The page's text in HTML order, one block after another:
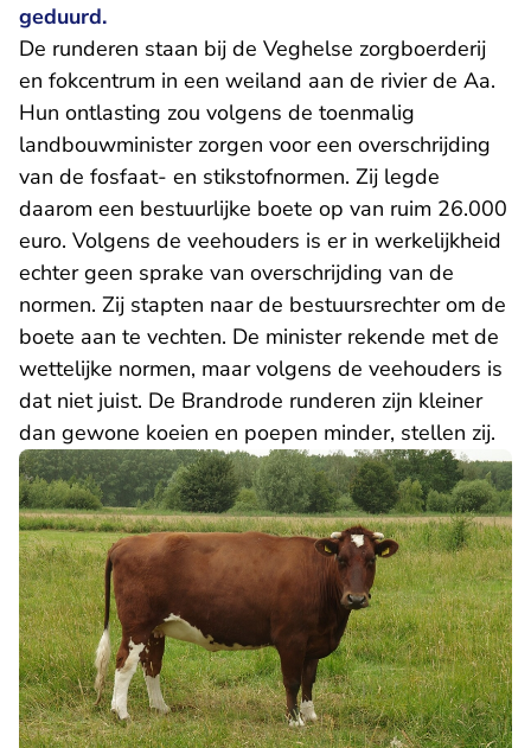
geduurd.
De runderen staan bij de Veghelse zorgboerderij
en fokcentrum in een weiland aan de rivier de Aa.
Hun ontlasting zou volgens de toenmalig
landbouwminister zorgen voor een overschrijding
van de fosfaat- en stikstofnormen. Zij legde
daarom een bestuurlijke boete op van ruim 26.000
euro. Volgens de veehouders is er in werkelijkheid
echter geen sprake van overschrijding van de
normen. Zij stapten naar de bestuursrechter om de
boete aan te vechten. De minister rekende met de
wettelijke normen, maar volgens de veehouders is
dat niet juist. De Brandrode runderen zijn kleiner
dan gewone koeien en poepen minder, stellen zij.